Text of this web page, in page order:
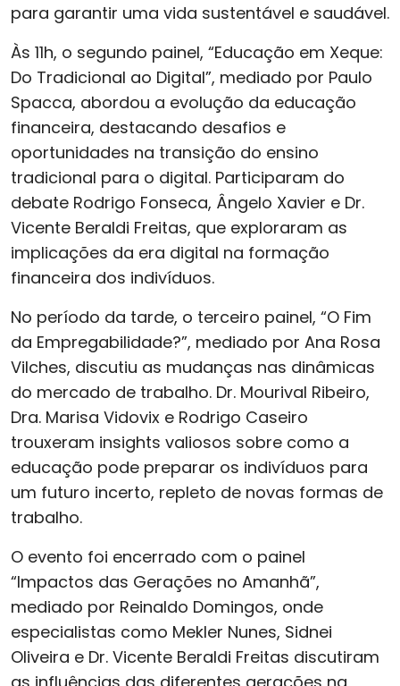
para garantir uma vida sustentável e saudável.
Às 11h, o segundo painel, “Educação em Xeque:
Do Tradicional ao Digital”, mediado por Paulo
Spacca, abordou a evolução da educação
financeira, destacando desafios e
oportunidades na transição do ensino
tradicional para o digital. Participaram do
debate Rodrigo Fonseca, Ângelo Xavier e Dr.
Vicente Beraldi Freitas, que exploraram as
implicações da era digital na formação
financeira dos indivíduos.
No período da tarde, o terceiro painel, “O Fim
da Empregabilidade?”, mediado por Ana Rosa
Vilches, discutiu as mudanças nas dinâmicas
do mercado de trabalho. Dr. Mourival Ribeiro,
Dra. Marisa Vidovix e Rodrigo Caseiro
trouxeram insights valiosos sobre como a
educação pode preparar os indivíduos para
um futuro incerto, repleto de novas formas de
trabalho.
O evento foi encerrado com o painel
“Impactos das Gerações no Amanhã”,
mediado por Reinaldo Domingos, onde
especialistas como Mekler Nunes, Sidnei
Oliveira e Dr. Vicente Beraldi Freitas discutiram